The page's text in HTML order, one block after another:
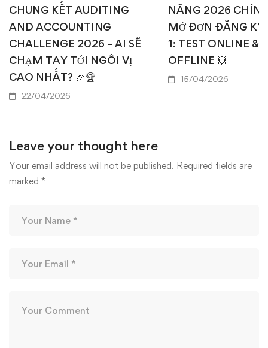
CHUNG KẾT AUDITING
AND ACCOUNTING
CHALLENGE 2026 – AI SẼ
CHẠM TAY TỚI NGÔI VỊ
CAO NHẤT? 🎉🏆
22/04/2026
NĂNG 2026
MỞ ĐƠN ĐĂNG KÝ
1: TEST ONLINE &
OFFLINE 💥
15/04/2026
Leave your thought here
Your email address will not be published. Required fields are
marked *